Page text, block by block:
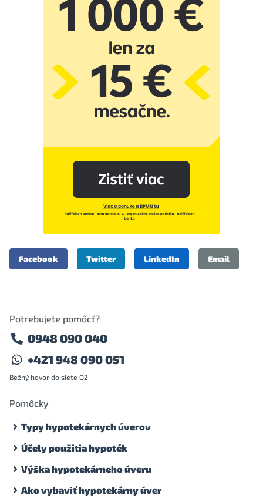
Facebook Twitter LinkedIn Email
Potrebujete pomôcť?
0948 090 040
+421 948 090 051
Bežný hovor do siete O2
Pomôcky
Typy hypotekárnych úverov
Účely použitia hypoték
Výška hypotekárneho úveru
Ako vybaviť hypotekárny úver